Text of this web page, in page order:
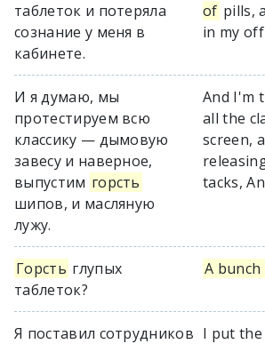
таблеток и потеряла
сознание у меня в
кабинете.
of pills,
in my
И я думаю, мы
протестируем всю
классику — дымовую
завесу и наверное,
выпустим горсть
шипов, и масляную
лужу.
And I'm
all the
screen,
tacks,
Горсть глупых
таблеток?
A
Я поставил сотрудников I put